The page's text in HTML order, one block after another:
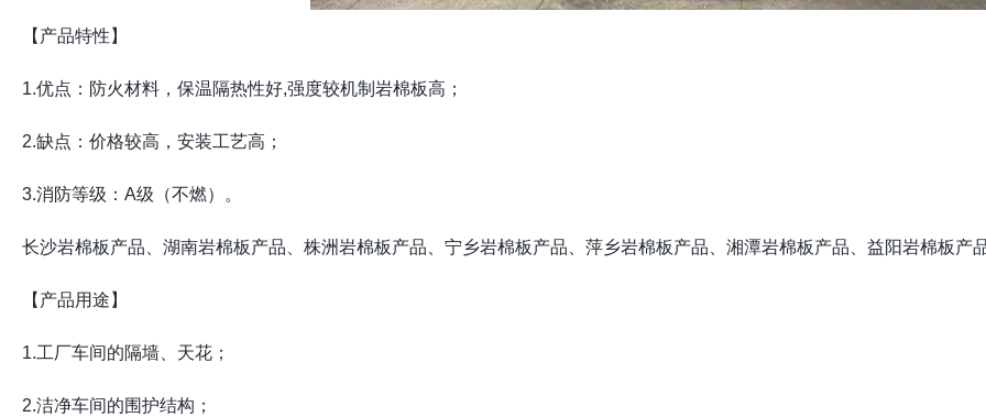
【产品特性】
1.优点：防火材料，保温隔热性好,强度较机制岩棉板高；
2.缺点：价格较高，安装工艺高；
3.消防等级：A级（不燃）。
长沙岩棉板产品、湖南岩棉板产品、株洲岩棉板产品、宁乡岩棉板产品、萍乡岩棉板产品、湘潭岩棉板产品、益阳岩棉板产
【产品用途】
1.工厂车间的隔墙、天花；
2.洁净车间的围护结构；